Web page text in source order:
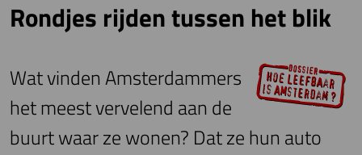
Rondjes rijden tussen het blik
Wat vinden Amsterdammers
het meest vervelend aan de
buurt waar ze wonen? Dat ze hun auto